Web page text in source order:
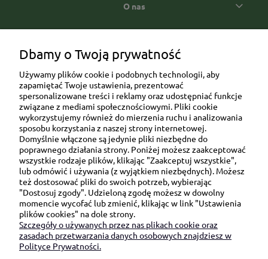
O nas
Ul. Brukowa 6/8 lok. 57/58
91-341 Łódź
NIP: 6751510615
SKONTAKTUJ SIĘ Z NAMI:
sklep@be-happygifts.com
+48 690 172 872
(pon-pt 9:00 - 15:30)
Dbamy o Twoją prywatność
Używamy plików cookie i podobnych technologii, aby
zapamiętać Twoje ustawienia, prezentować
spersonalizowane treści i reklamy oraz udostępniać funkcje
związane z mediami społecznościowymi. Pliki cookie
wykorzystujemy również do mierzenia ruchu i analizowania
sposobu korzystania z naszej strony internetowej.
Domyślnie włączone są jedynie pliki niezbędne do
poprawnego działania strony. Poniżej możesz zaakceptować
wszystkie rodzaje plików, klikając "Zaakceptuj wszystkie",
lub odmówić i używania (z wyjątkiem niezbędnych). Możesz
też dostosować pliki do swoich potrzeb, wybierając
"Dostosuj zgody". Udzieloną zgodę możesz w dowolny
momencie wycofać lub zmienić, klikając w link "Ustawienia
plików cookies" na dole strony.
Szczegóły o używanych przez nas plikach cookie oraz
zasadach przetwarzania danych osobowych znajdziesz w
Polityce Prywatności.